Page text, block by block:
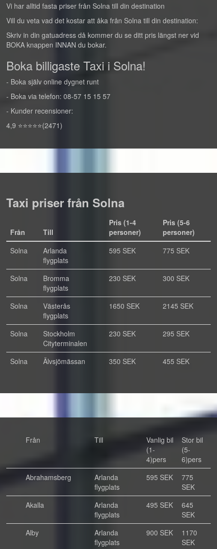
Vi har alltid fasta priser från Solna till din destination
Vill du veta vad det kostar att åka från Solna till din destination:
Skriv in din gatuadress då kommer du se ditt pris längst ner vid
BOKA knappen INNAN du bokar.
Boka billigaste Taxi i Solna!
- Boka själv online dygnet runt
- Boka via telefon: 08-57 15 15 57
- Kunder recensioner:
4,9 ⭐⭐⭐⭐⭐(2471)
Taxi priser från Solna
Från Till
Pris (1-4
personer)
Pris (5-6
personer)
Solna
Arlanda
flygplats
595 SEK 775 SEK
Solna
Bromma
flygplats
230 SEK 300 SEK
Solna
Västerås
flygplats
1650 SEK 2145 SEK
Solna
Stockholm
Cityterminalen
230 SEK 295 SEK
Solna Älvsjömässan 350 SEK 455 SEK
Från Till
Vanlig bil
(1-
4)pers
Stor bil
(5-
6)pers
Abrahamsberg
Arlanda
flygplats
595 SEK
775
SEK
Akalla
Arlanda
flygplats
495 SEK
645
SEK
Alby
Arlanda
flygplats
900 SEK
1170
SEK